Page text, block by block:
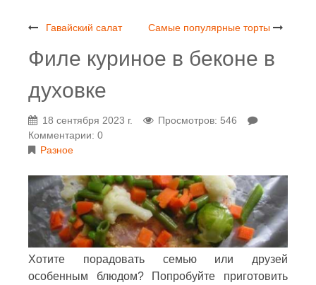
Гавайский салат Самые популярные торты
Филе куриное в беконе в
духовке
18 сентября 2023 г.
Просмотров: 546
Комментарии: 0
Разное
Хотите порадовать семью или друзей
особенным блюдом? Попробуйте приготовить